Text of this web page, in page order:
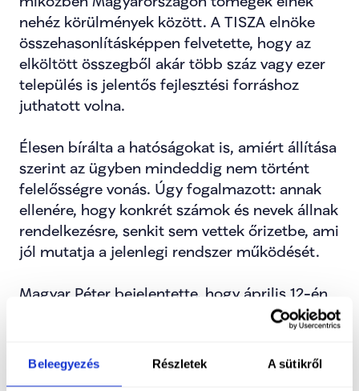
Beleegyezés Részletek A sütikről
nehéz körülmények között. A TISZA elnöke
összehasonlításképpen felvetette, hogy az
elköltött összegből akár több száz vagy ezer
település is jelentős fejlesztési forráshoz
juthatott volna.
Élesen bírálta a hatóságokat is, amiért állítása
szerint az ügyben mindeddig nem történt
felelősségre vonás. Úgy fogalmazott: annak
ellenére, hogy konkrét számok és nevek állnak
rendelkezésre, senkit sem vettek őrizetbe, ami
jól mutatja a jelenlegi rendszer működését.
Magyar Péter bejelentette, hogy április 12-én
véget vetnek ennek a világnak, felelősségre
vonást és elszámoltatást ígért a közpénzekkel
való visszaélések ügyében.